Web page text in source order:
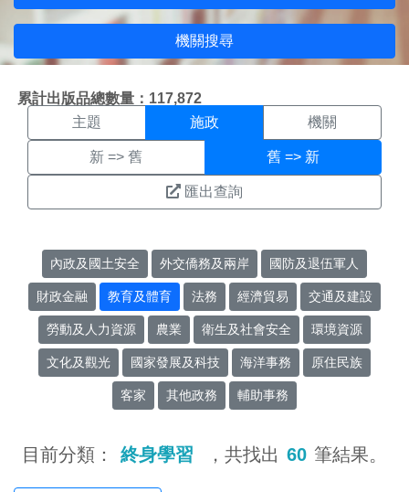
機關搜尋
累計出版品總數量：117,872
施政搜尋結果頁面
主題 施政 機關
新 => 舊 舊 => 新
匯出查詢
內政及國土安全 外交僑務及兩岸 國防及退伍軍人
財政金融 教育及體育 法務 經濟貿易 交通及建設
勞動及人力資源 農業 衛生及社會安全 環境資源
文化及觀光 國家發展及科技 海洋事務 原住民族
客家 其他政務 輔助事務
目前分類： 終身學習 ，共找出 60 筆結果。